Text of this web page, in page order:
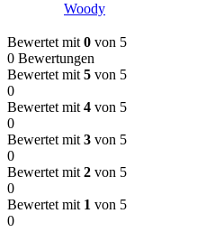
Woody
Bewertet mit 0 von 5
0 Bewertungen
Bewertet mit 5 von 5
0
Bewertet mit 4 von 5
0
Bewertet mit 3 von 5
0
Bewertet mit 2 von 5
0
Bewertet mit 1 von 5
0